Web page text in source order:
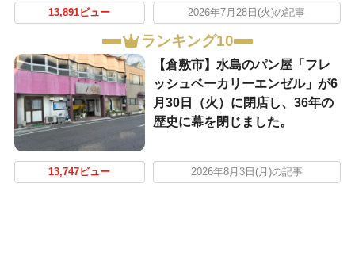
13,891ビュー 2026年7月28日(火)の記事
ランキング10
【倉敷市】水島のパン屋「フレ
ッシュベーカリーエンゼル」が6
月30日（火）に閉店し、36年の
歴史に幕を閉じました。
13,747ビュー 2026年8月3日(月)の記事